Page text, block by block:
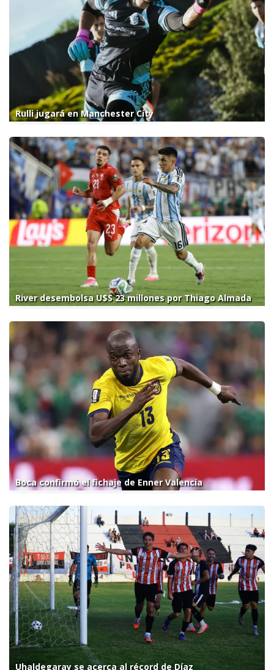
Rulli jugará en Manchester City
River desembolsa U$S 23 millones por Thiago Almada
Boca confirmó el fichaje de Enner Valencia
Uhaldegaray se acerca al récord de Díaz